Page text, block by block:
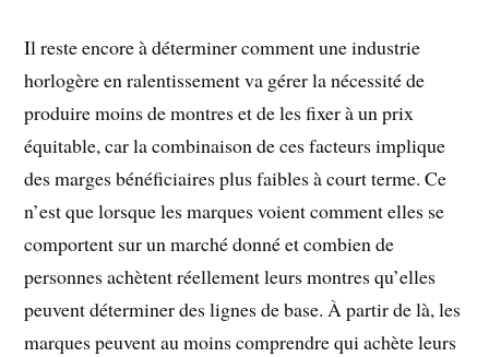
Il reste encore à déterminer comment une industrie
horlogère en ralentissement va gérer la nécessité de
produire moins de montres et de les fixer à un prix
équitable, car la combinaison de ces facteurs implique
des marges bénéficiaires plus faibles à court terme. Ce
n’est que lorsque les marques voient comment elles se
comportent sur un marché donné et combien de
personnes achètent réellement leurs montres qu’elles
peuvent déterminer des lignes de base. À partir de là, les
marques peuvent au moins comprendre qui achète leurs